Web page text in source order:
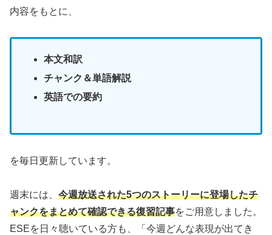
内容をもとに、
本文和訳
チャンク＆単語解説
英語での要約
を毎日更新しています。
週末には、 今週放送された5つのストーリーに登場したチ
ャンクをまとめて確認できる復習記事をご用意しました。
ESEを日々聴いている方も、「今週どんな表現が出てき